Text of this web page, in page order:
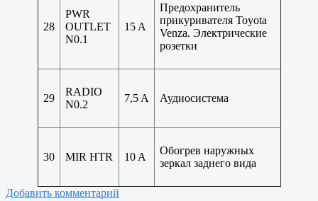
28
PWR
OUTLET
N0.1
15 A
Предохранитель
прикуривателя Toyota
Venza. Электрические
розетки
29
RADIO
N0.2
7,5 A Аудиосистема
30 MIR HTR 10 A
Обогрев наружных
зеркал заднего вида
Добавить комментарий